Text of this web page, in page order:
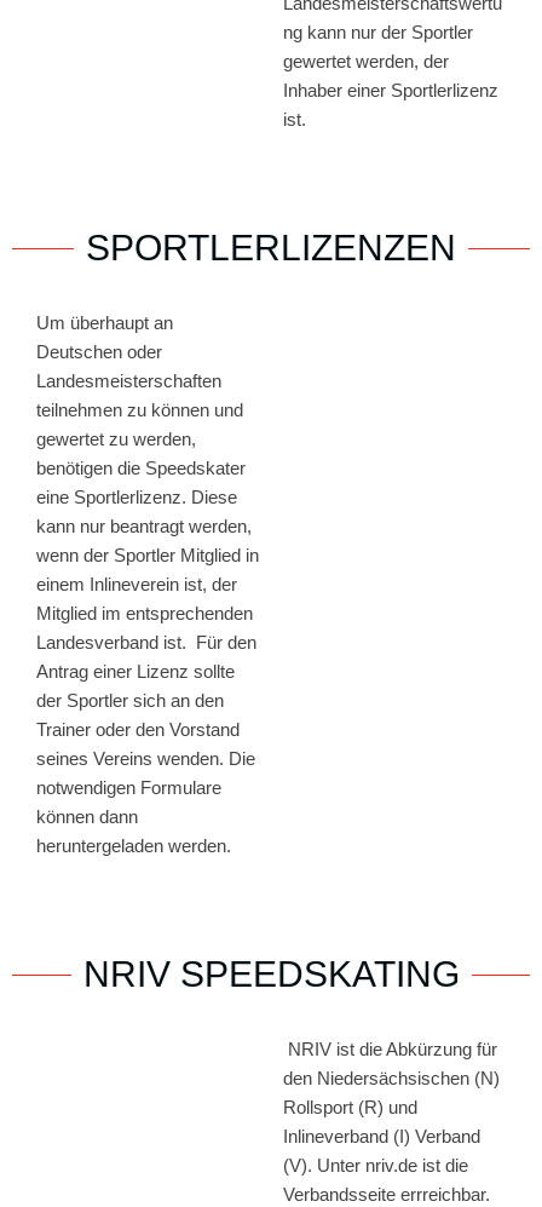
ng kann nur der Sportler
gewertet werden, der
Inhaber einer Sportlerlizenz
ist.
SPORTLERLIZENZEN
Um überhaupt an
Deutschen oder
Landesmeisterschaften
teilnehmen zu können und
gewertet zu werden,
benötigen die Speedskater
eine Sportlerlizenz. Diese
kann nur beantragt werden,
wenn der Sportler Mitglied in
einem Inlineverein ist, der
Mitglied im entsprechenden
Landesverband ist. Für den
Antrag einer Lizenz sollte
der Sportler sich an den
Trainer oder den Vorstand
seines Vereins wenden. Die
notwendigen Formulare
können dann
heruntergeladen werden.
NRIV SPEEDSKATING
NRIV ist die Abkürzung für
den Niedersächsischen (N)
Rollsport (R) und
Inlineverband (I) Verband
(V). Unter nriv.de ist die
Verbandsseite errreichbar.